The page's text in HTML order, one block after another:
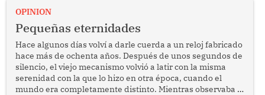
bimestrales el subsidio que reciben los beneficiarios del
reflexionar sobre la importancia de fortalecer las políticas
públicas dirigidas a los adultos mayores en pobreza.
OPINION
Pequeñas eternidades
Hace algunos días volví a darle cuerda a un reloj fabricado
hace más de ochenta años. Después de unos segundos de
silencio, el viejo mecanismo volvió a latir con la misma
serenidad con la que lo hizo en otra época, cuando el
mundo era completamente distinto. Mientras observaba el